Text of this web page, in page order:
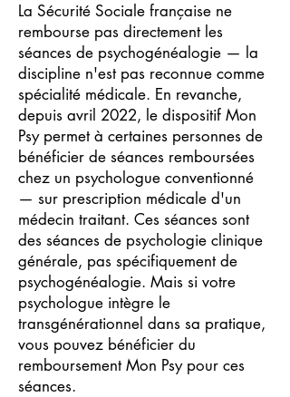
La Sécurité Sociale française ne
rembourse pas directement les
séances de psychogénéalogie — la
discipline n'est pas reconnue comme
spécialité médicale. En revanche,
depuis avril 2022, le dispositif Mon
Psy permet à certaines personnes de
bénéficier de séances remboursées
chez un psychologue conventionné
— sur prescription médicale d'un
médecin traitant. Ces séances sont
des séances de psychologie clinique
générale, pas spécifiquement de
psychogénéalogie. Mais si votre
psychologue intègre le
transgénérationnel dans sa pratique,
vous pouvez bénéficier du
remboursement Mon Psy pour ces
séances.